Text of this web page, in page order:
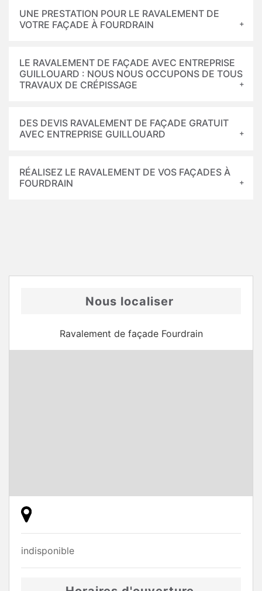
UNE PRESTATION POUR LE RAVALEMENT DE
VOTRE FAÇADE À FOURDRAIN
LE RAVALEMENT DE FAÇADE AVEC ENTREPRISE
GUILLOUARD : NOUS NOUS OCCUPONS DE TOUS
TRAVAUX DE CRÉPISSAGE
DES DEVIS RAVALEMENT DE FAÇADE GRATUIT
AVEC ENTREPRISE GUILLOUARD
RÉALISEZ LE RAVALEMENT DE VOS FAÇADES À
FOURDRAIN
Nous localiser
Ravalement de façade Fourdrain
indisponible